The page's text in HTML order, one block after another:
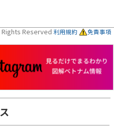
Reserved 利用規約 免責事項